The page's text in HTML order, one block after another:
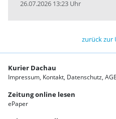
26.07.2026 13:23 Uhr
zurück zur
Kurier Dachau
Impressum Kontakt Datenschutz
Zeitung online lesen
ePaper